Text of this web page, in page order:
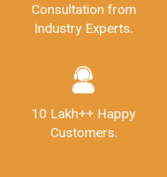
Consultation from
Industry Experts.
10 Lakh++ Happy
Customers.